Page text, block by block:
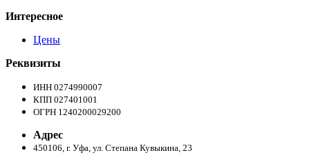
Интересное
Цены
Реквизиты
ИНН 0274990007
КПП 027401001
ОГРН 1240200029200
Адрес
450106, г. Уфа, ул. Степана Кувыкина, 23